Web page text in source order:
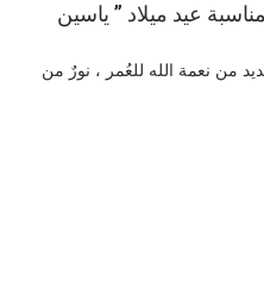
عيد ميلاد ” ياسين
من نعمة الله للعُمر ، نورٌ من